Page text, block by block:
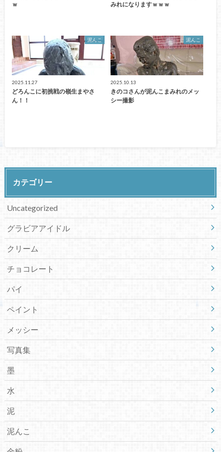
ｗ
みれになりますｗｗｗ
泥んこ
2025.11.27
どろんこに初挑戦の嶺生まやさ
ん！！
泥んこ
2025.10.13
きのコさんが泥んこまみれのメッ
シー撮影
カテゴリー
Uncategorized
グラビアアイドル
クリーム
チョコレート
パイ
ペイント
メッシー
写真集
墨
水
泥
泥んこ